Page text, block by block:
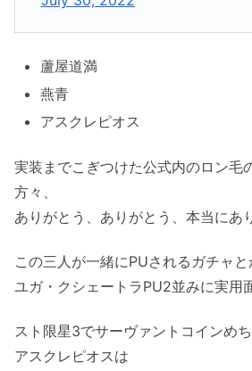
蘆屋道満
燕青
アスクレピオス
実装までこぎつけた公式内のロン毛
方々、
ありがとう、ありがとう、本当にあ
この三人が一緒にPUされるガチャと
ユガ・クシェートラPU2並みに実用
スト限星3でサーヴァントコインめ
アスクレピオスは